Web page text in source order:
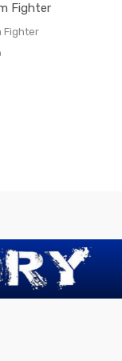
Fighter
Fighter